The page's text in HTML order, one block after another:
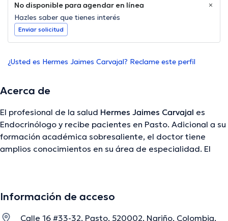
No disponible para agendar en línea
Hazles saber que tienes interés
Enviar solicitud
¿Usted es Hermes Jaimes Carvajal? Reclame este perfil
Acerca de
El profesional de la salud Hermes Jaimes Carvajal es
Endocrinólogo y recibe pacientes en Pasto. Adicional a su
formación académica sobresaliente, el doctor tiene
amplios conocimientos en su área de especialidad. El
Hermes Jaimes Carvajal ha contribuido en diversas
Información de acceso
Calle 16 #33-32, Pasto, 520002, Nariño, Colombia,